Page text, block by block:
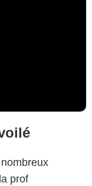
prof